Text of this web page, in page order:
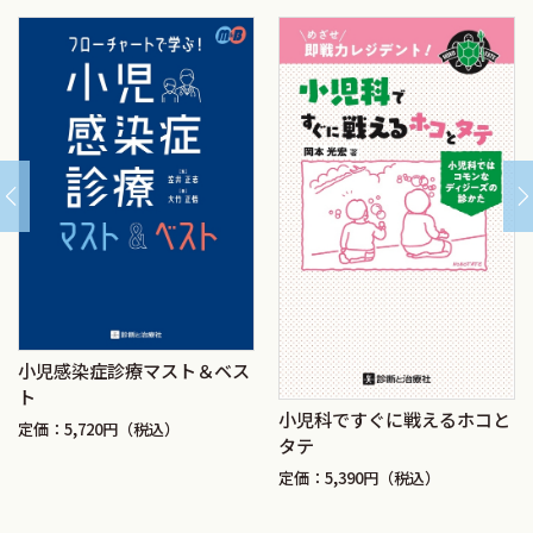
小児感染症診療マスト＆ベス
ト
定価：5,720円（税込）
小児科ですぐに戦えるホコと
タテ
定価：5,390円（税込）